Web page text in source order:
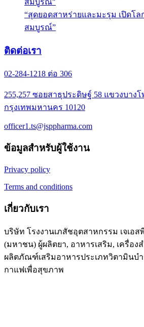
“สุดยอดสาหร่ายและมะรุม เปิดโ
สมบูรณ์”
ติดต่อเรา
02-284-1218 ต่อ 306
255,257 ซอยสาธุประดิษฐ์ 58 แขวงบาง
กรุงเทพมหานคร 10120
officer1.ts@jsppharma.com
ข้อมูลสำหรับผู้ใช้งาน
Privacy policy
Terms and conditions
เกี่ยวกับเรา
บริษัท โรงงานเภสัชอุตสาหกรรม เจเอส
(มหาชน) ผู้ผลิตยา, อาหารเสริม, เครื่อง
ผลิตภัณฑ์เสริมอาหารประเภทวิตามินบำ
กาแฟเพื่อสุขภาพ